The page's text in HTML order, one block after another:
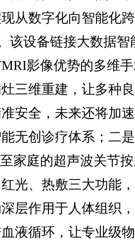
从数字化向智能化
该设备链接大数据
影像优势的多维
三维重建，让多种
安全，未来还将加
无创诊疗体系；二
家庭的超声波关节
光、热敷三大功能
层作用于人体组织
液循环，让专业级